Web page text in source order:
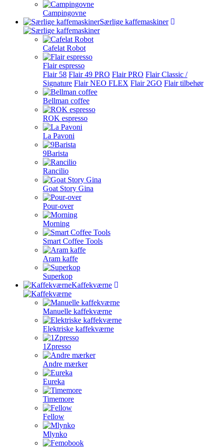
Campingovne
Særlige kaffemaskiner
Cafelat Robot
Flair espresso
Flair 58 Flair 49 PRO Flair PRO Flair Classic /
Signature Flair NEO FLEX Flair 2GO Flair tilbehør
Bellman coffee
ROK espresso
La Pavoni
9Barista
Rancilio
Goat Story Gina
Pour-over
Morning
Smart Coffee Tools
Aram kaffe
Superkop
Kaffekværne
Manuelle kaffekværne
Elektriske kaffekværne
1Zpresso
Andre mærker
Eureka
Timemore
Fellow
Mlynko